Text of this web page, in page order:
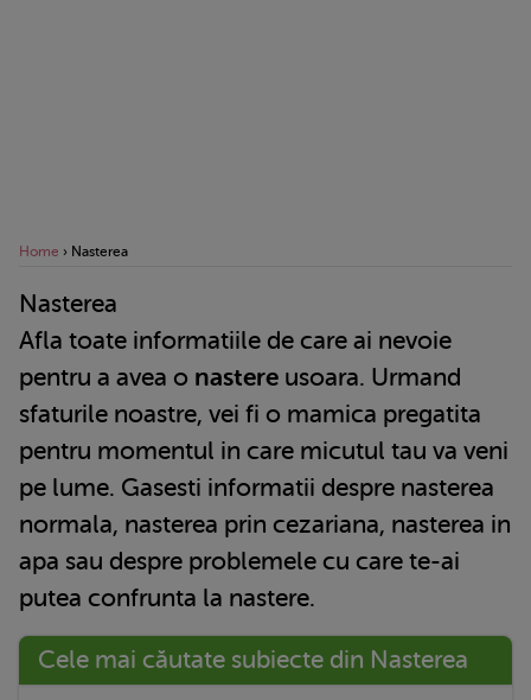
Home › Nasterea
Nasterea
Afla toate informatiile de care ai nevoie
pentru a avea o nastere usoara. Urmand
sfaturile noastre, vei fi o mamica pregatita
pentru momentul in care micutul tau va veni
pe lume. Gasesti informatii despre nasterea
normala, nasterea prin cezariana, nasterea in
apa sau despre problemele cu care te-ai
putea confrunta la nastere.
Cele mai căutate subiecte din Nasterea